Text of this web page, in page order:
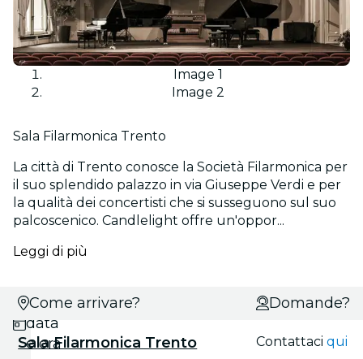
Image 1
Image 2
Sala Filarmonica Trento
La città di Trento conosce la Società Filarmonica per
il suo splendido palazzo in via Giuseppe Verdi e per
la qualità dei concertisti che si susseguono sul suo
palcoscenico. Candlelight offre un'oppor...
Leggi di più
Scegli
data
e ora
Come arrivare?
Sala Filarmonica Trento
Domande?
Contattaciqui